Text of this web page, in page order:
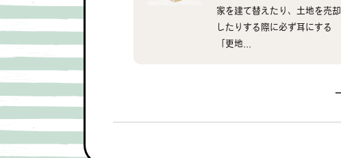
家を建て替えたり、土地を売却
したりする際に必ず耳にする
「更地...